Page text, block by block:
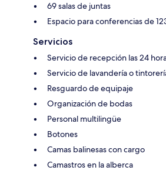
69 salas de juntas
Espacio para conferencias de
Servicios
Servicio de recepción las 24
Servicio de lavandería o
Resguardo de equipaje
Organización de bodas
Personal multilingüe
Botones
Camas balinesas con cargo
Camastros en la alberca